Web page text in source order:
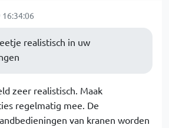
realistisch in uw
zeer realistisch. Maak
regelmatig mee. De
van kranen worden